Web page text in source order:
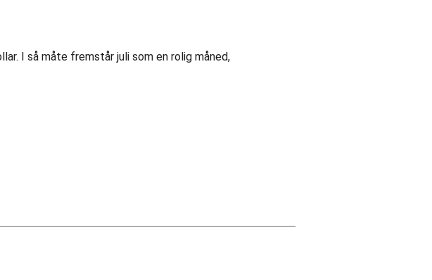
I så måte fremstår juli som en rolig måned,